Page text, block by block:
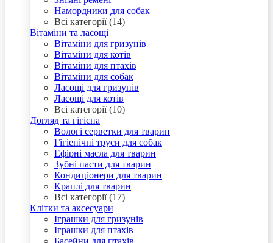
Намордники для собак
Всі категорії (14)
Вітаміни та ласощі
Вітаміни для гризунів
Вітаміни для котів
Вітаміни для птахів
Вітаміни для собак
Ласощі для гризунів
Ласощі для котів
Всі категорії (10)
Догляд та гігієна
Вологі серветки для тварин
Гігіенічні труси для собак
Ефірні масла для тварин
Зубні пасти для тварин
Кондиціонери для тварин
Краплі для тварин
Всі категорії (17)
Клітки та аксесуари
Іграшки для гризунів
Іграшки для птахів
Басейни для птахів